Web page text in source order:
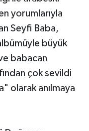
yorumlarıyla
Seyfi Baba,
büyük
babacan
çok sevildi
olarak anılmaya